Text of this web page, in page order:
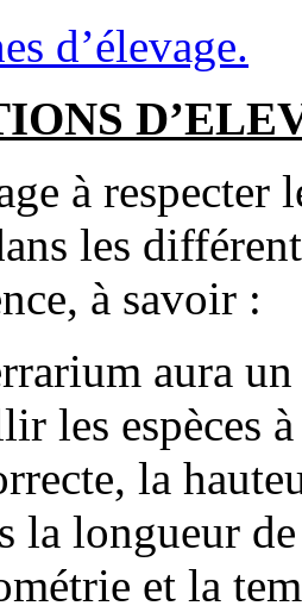
d’élevage.
à
les
à savoir :
aura
les espèces
la
la longueur
et la